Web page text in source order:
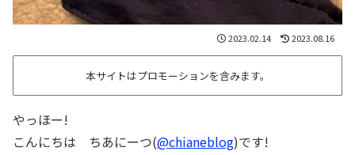
2023.02.14 2023.08.16
本サイトはプロモーションを含みます。
やっほー!
こんにちは ちあにーつ(@chianeblog)です!